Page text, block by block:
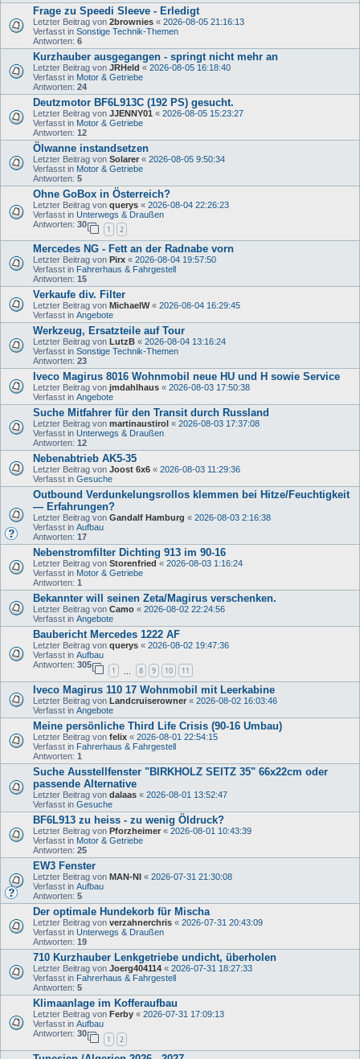
Frage zu Speedi Sleeve - Erledigt
Letzter Beitrag von 2brownies « 2026-08-05 21:16:13
Verfasst in Sonstige Technik-Themen
Antworten: 6
Kurzhauber ausgegangen - springt nicht mehr an
Letzter Beitrag von JRHeld « 2026-08-05 16:18:40
Verfasst in Motor & Getriebe
Antworten: 24
Deutzmotor BF6L913C (192 PS) gesucht.
Letzter Beitrag von JJENNY01 « 2026-08-05 15:23:27
Verfasst in Motor & Getriebe
Antworten: 12
Ölwanne instandsetzen
Letzter Beitrag von Solarer « 2026-08-05 9:50:34
Verfasst in Motor & Getriebe
Antworten: 5
Ohne GoBox in Österreich?
Letzter Beitrag von querys « 2026-08-04 22:26:23
Verfasst in Unterwegs & Draußen
Antworten: 30
1 2
Mercedes NG - Fett an der Radnabe vorn
Letzter Beitrag von Pirx « 2026-08-04 19:57:50
Verfasst in Fahrerhaus & Fahrgestell
Antworten: 15
Verkaufe div. Filter
Letzter Beitrag von MichaelW« 2026-08-04 16:29:45
Verfasst in Angebote
Werkzeug, Ersatzteile auf Tour
Letzter Beitrag von LutzB « 2026-08-04 13:16:24
Verfasst in Sonstige Technik-Themen
Antworten: 23
Iveco Magirus 8016 Wohnmobil neue HU und H sowie Service
Letzter Beitrag von jmdahlhaus « 2026-08-03 17:50:38
Verfasst in Angebote
Suche Mitfahrer für den Transit durch Russland
Letzter Beitrag von martinaustirol « 2026-08-03 17:37:08
Verfasst in Unterwegs & Draußen
Antworten: 12
Nebenabtrieb AK5-35
Letzter Beitrag von Joost 6x6 « 2026-08-03 11:29:36
Verfasst in Gesuche
Outbound Verdunkelungsrollos klemmen bei Hitze/Feuchtigkeit
— Erfahrungen?
Letzter Beitrag von Gandalf Hamburg « 2026-08-03 2:16:38
Verfasst in Aufbau
Antworten: 17
Nebenstromfilter Dichting 913 im 90-16
Letzter Beitrag von Storenfried « 2026-08-03 1:16:24
Verfasst in Motor & Getriebe
Antworten: 1
Bekannter will seinen Zeta/Magirus verschenken.
Letzter Beitrag von Camo « 2026-08-02 22:24:56
Verfasst in Angebote
Baubericht Mercedes 1222 AF
Letzter Beitrag von querys « 2026-08-02 19:47:36
Verfasst in Aufbau
Antworten: 305
1 8 9 10 11
Iveco Magirus 110 17 Wohnmobil mit Leerkabine
Letzter Beitrag von Landcruiserowner « 2026-08-02 16:03:46
Verfasst in Angebote
Meine persönliche Third Life Crisis (90-16 Umbau)
Letzter Beitrag von felix « 2026-08-01 22:54:15
Verfasst in Fahrerhaus & Fahrgestell
Antworten: 1
Suche Ausstellfenster "BIRKHOLZ SEITZ 35" 66x22cm oder
passende Alternative
Letzter Beitrag von dalaas « 2026-08-01 13:52:47
Verfasst in Gesuche
BF6L913 zu heiss - zu wenig Öldruck?
Letzter Beitrag von Pforzheimer « 2026-08-01 10:43:39
Verfasst in Motor & Getriebe
Antworten: 25
EW3 Fenster
Letzter Beitrag von MAN-NI « 2026-07-31 21:30:08
Verfasst in Aufbau
Antworten: 5
Der optimale Hundekorb für Mischa
Letzter Beitrag von verzahnerchris « 2026-07-31 20:43:09
Verfasst in Unterwegs & Draußen
Antworten: 19
710 Kurzhauber Lenkgetriebe undicht, überholen
Letzter Beitrag von Joerg404114 « 2026-07-31 18:27:33
Verfasst in Fahrerhaus & Fahrgestell
Antworten: 5
Klimaanlage im Kofferaufbau
Letzter Beitrag von Ferby « 2026-07-31 17:09:13
Verfasst in Aufbau
Antworten: 30
1 2